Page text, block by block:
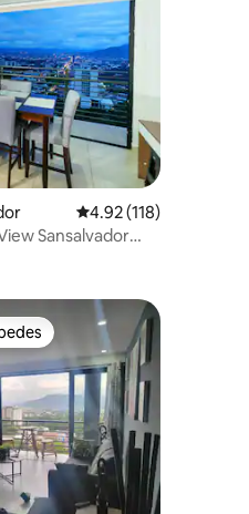
reseñas
Calificación promedio:
4.92 (118)
Sansalvador